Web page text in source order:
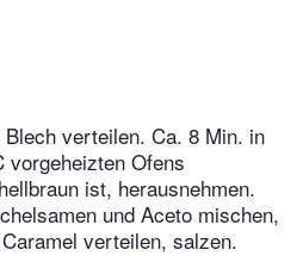
verteilen. Ca. 8 Min. in
vorgeheizten Ofens
ist, herausnehmen.
und Aceto mischen,
verteilen, salzen.